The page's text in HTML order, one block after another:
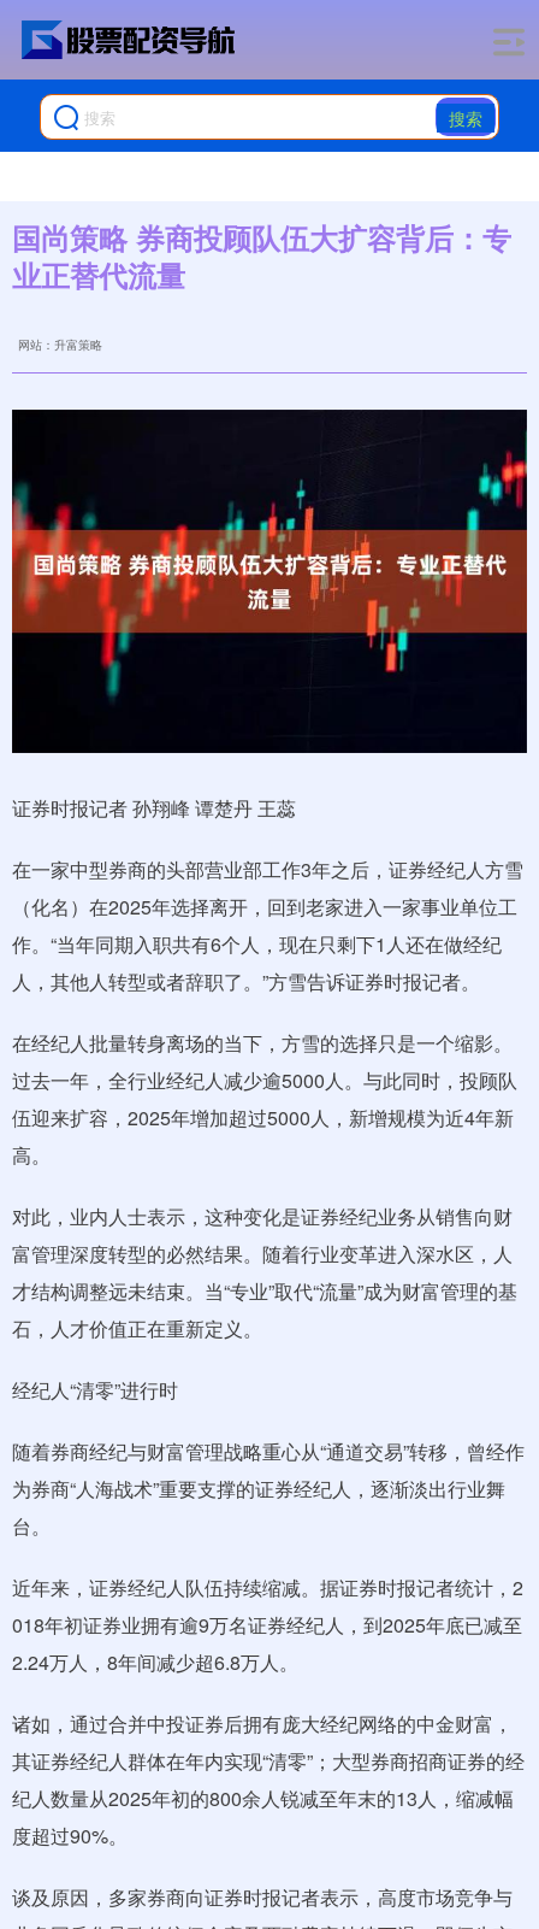
搜索
国尚策略 券商投顾队伍大扩容背后：专
业正替代流量
网站：升富策略
证券时报记者 孙翔峰 谭楚丹 王蕊
在一家中型券商的头部营业部工作3年之后，证券经纪人方雪
（化名）在2025年选择离开，回到老家进入一家事业单位工
作。“当年同期入职共有6个人，现在只剩下1人还在做经纪
人，其他人转型或者辞职了。”方雪告诉证券时报记者。
在经纪人批量转身离场的当下，方雪的选择只是一个缩影。
过去一年，全行业经纪人减少逾5000人。与此同时，投顾队
伍迎来扩容，2025年增加超过5000人，新增规模为近4年新
高。
对此，业内人士表示，这种变化是证券经纪业务从销售向财
富管理深度转型的必然结果。随着行业变革进入深水区，人
才结构调整远未结束。当“专业”取代“流量”成为财富管理的基
石，人才价值正在重新定义。
经纪人“清零”进行时
随着券商经纪与财富管理战略重心从“通道交易”转移，曾经作
为券商“人海战术”重要支撑的证券经纪人，逐渐淡出行业舞
台。
近年来，证券经纪人队伍持续缩减。据证券时报记者统计，2
018年初证券业拥有逾9万名证券经纪人，到2025年底已减至
2.24万人，8年间减少超6.8万人。
诸如，通过合并中投证券后拥有庞大经纪网络的中金财富，
其证券经纪人群体在年内实现“清零”；大型券商招商证券的经
纪人数量从2025年初的800余人锐减至年末的13人，缩减幅
度超过90%。
谈及原因，多家券商向证券时报记者表示，高度市场竞争与